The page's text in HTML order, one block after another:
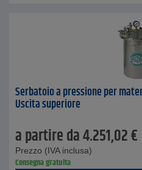
Serbatoio a pressione per
Uscita superiore
a partire da4.251,02€
Prezzo (IVA inclusa)
Consegna gratuita